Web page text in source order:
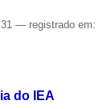
— registrado em:
do IEA